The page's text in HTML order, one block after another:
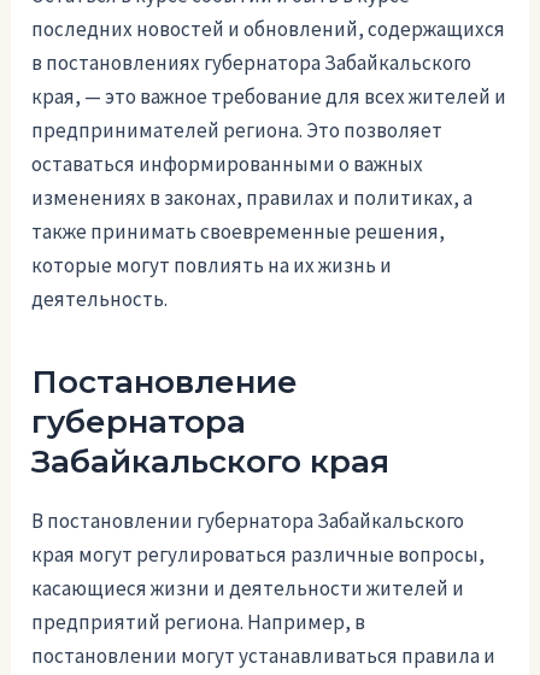
последних новостей и обновлений, содержащихся
в постановлениях губернатора Забайкальского
края, — это важное требование для всех жителей и
предпринимателей региона. Это позволяет
оставаться информированными о важных
изменениях в законах, правилах и политиках, а
также принимать своевременные решения,
которые могут повлиять на их жизнь и
деятельность.
Постановление
губернатора
Забайкальского края
В постановлении губернатора Забайкальского
края могут регулироваться различные вопросы,
касающиеся жизни и деятельности жителей и
предприятий региона. Например, в
постановлении могут устанавливаться правила и